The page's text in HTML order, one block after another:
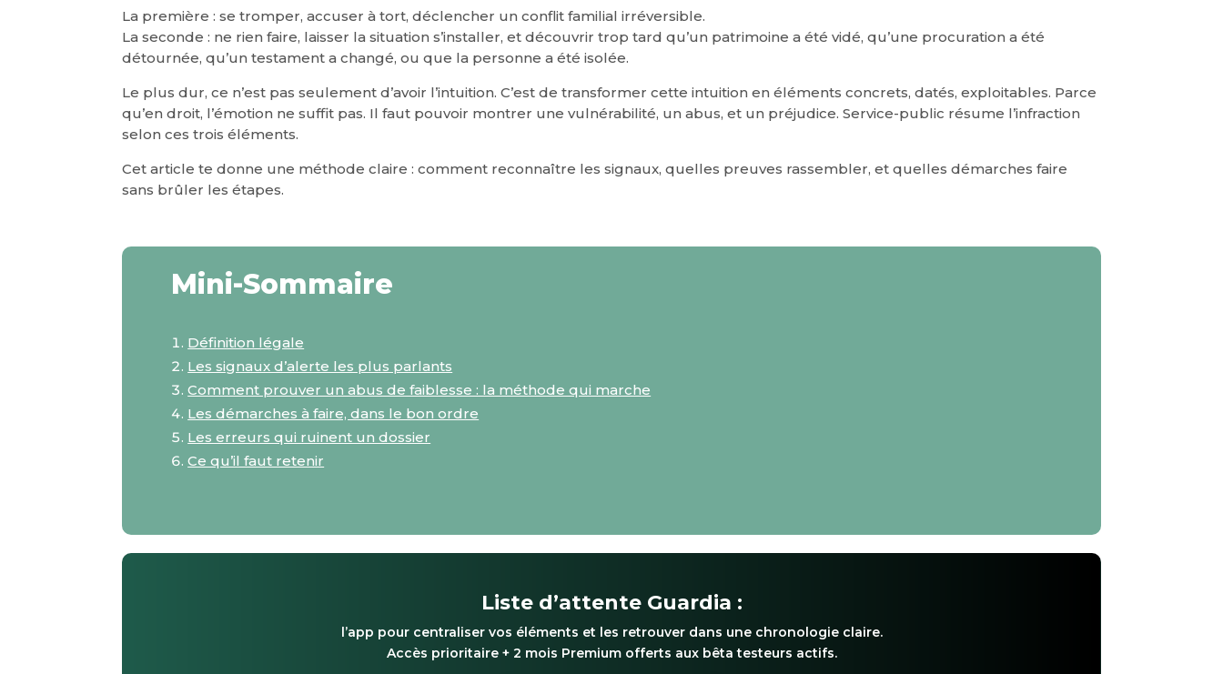
La première : se tromper, accuser à tort, déclencher un conflit familial irréversible.
La seconde : ne rien faire, laisser la situation s’installer, et découvrir trop tard qu’un patrimoine a été vidé, qu’une procuration a été
détournée, qu’un testament a changé, ou que la personne a été isolée.
Le plus dur, ce n’est pas seulement d’avoir l’intuition. C’est de transformer cette intuition en éléments concrets, datés, exploitables. Parce
qu’en droit, l’émotion ne suffit pas. Il faut pouvoir montrer une vulnérabilité, un abus, et un préjudice. Service-public résume l’infraction
selon ces trois éléments.
Cet article te donne une méthode claire : comment reconnaître les signaux, quelles preuves rassembler, et quelles démarches faire
sans brûler les étapes.
Mini-Sommaire
Définition légale
Les signaux d’alerte les plus parlants
Comment prouver un abus de faiblesse : la méthode qui marche
Les démarches à faire, dans le bon ordre
Les erreurs qui ruinent un dossier
Ce qu’il faut retenir
Liste d’attente Guardia :
l’app pour centraliser vos éléments et les retrouver dans une chronologie claire.
Accès prioritaire + 2 mois Premium offerts aux bêta testeurs actifs.